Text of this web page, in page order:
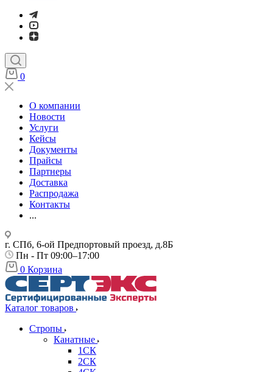
0
О компании
Новости
Услуги
Кейсы
Документы
Прайсы
Партнеры
Доставка
Распродажа
Контакты
...
г. СПб, 6-ой Предпортовый проезд, д.8Б
Пн - Пт 09:00–17:00
0 Корзина
Каталог товаров
Стропы
Канатные
1СК
2СК